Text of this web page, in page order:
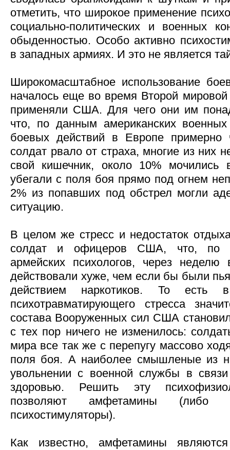
отметить, что широкое применение
социально-политических и военных
обыденностью. Особо активно
в западных армиях. И это не является
Широкомасштабное использование
началось еще во время Второй
применяли США. Для чего они им
что, по данным американских
боевых действий в Европе примерно
солдат рвало от страха, многие из них
свой кишечник, около 10%
убегали с поля боя прямо под огнем
2% из попавших под обстрел могли
ситуацию.
В целом же стресс и недостаток
солдат и офицеров США, что, по
армейских психологов, через неделю
действовали хуже, чем если бы были
действием наркотиков. То есть
психотравматирующего стресса
состава Вооруженных сил США
с тех пор ничего не изменилось:
мира все так же с перепугу массово
поля боя. А наиболее смышленые из
увольнении с военной службы в
здоровью. Решить эту
позволяют амфетамины (либо
психостимуляторы).
Как известно, амфетамины